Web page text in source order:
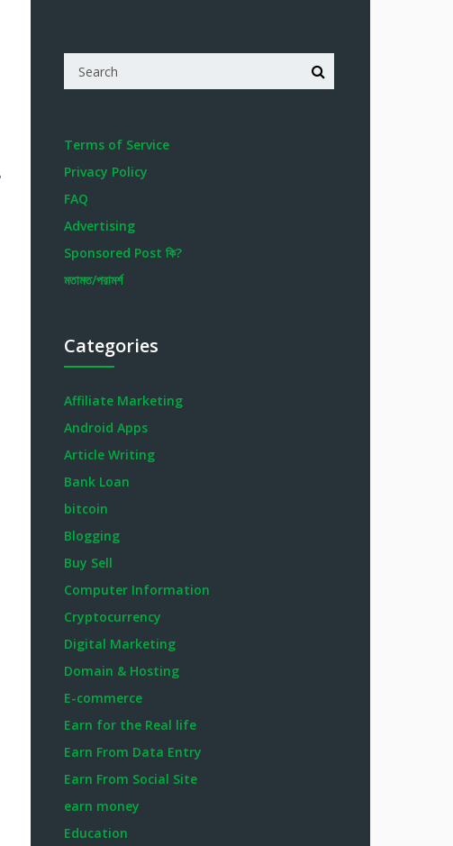
Terms of Service
Privacy Policy
FAQ
Advertising
Sponsored Post কি?
মতামত/পরামর্শ
Categories
Affiliate Marketing
Android Apps
Article Writing
Bank Loan
bitcoin
Blogging
Buy Sell
Computer Information
Cryptocurrency
Digital Marketing
Domain & Hosting
E-commerce
Earn for the Real life
Earn From Data Entry
Earn From Social Site
earn money
Education